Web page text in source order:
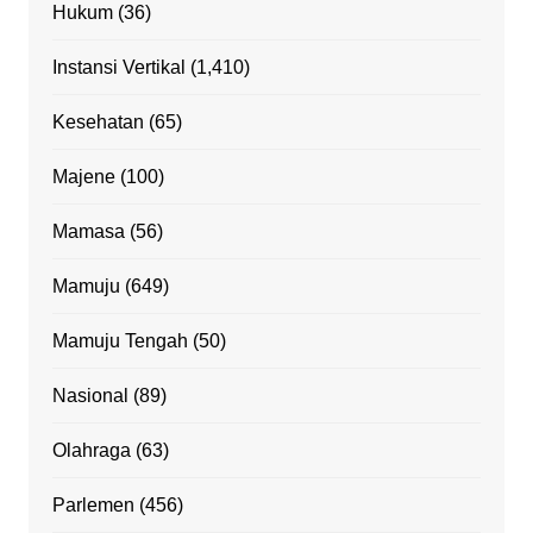
Hukum(36)
Instansi Vertikal (1,410)
Kesehatan (65)
Majene(100)
Mamasa (56)
Mamuju (649)
Mamuju Tengah (50)
Nasional (89)
Olahraga (63)
Parlemen (456)